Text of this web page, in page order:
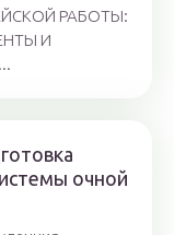
РАБОТЫ:
И
очной